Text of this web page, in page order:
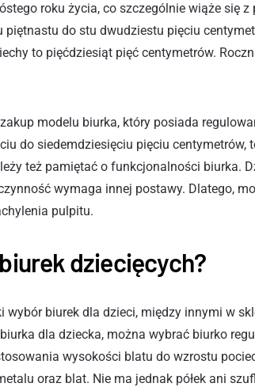
roku życia, co szczególnie wiąże się z
piętnastu do stu dwudziestu pięciu
to pięćdziesiąt pięć centymetrów.
modelu biurka, który posiada
do siedemdziesięciu pięciu centymetrów,
też pamiętać o funkcjonalności biurka.
wymaga innej postawy. Dlatego,
pulpitu.
dziecięcych?
wybór biurek dla dzieci, między innymi w
dla dziecka, można wybrać biurko
wysokości blatu do wzrostu
oraz blat. Nie ma jednak półek ani